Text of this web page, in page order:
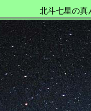
北斗七星の真